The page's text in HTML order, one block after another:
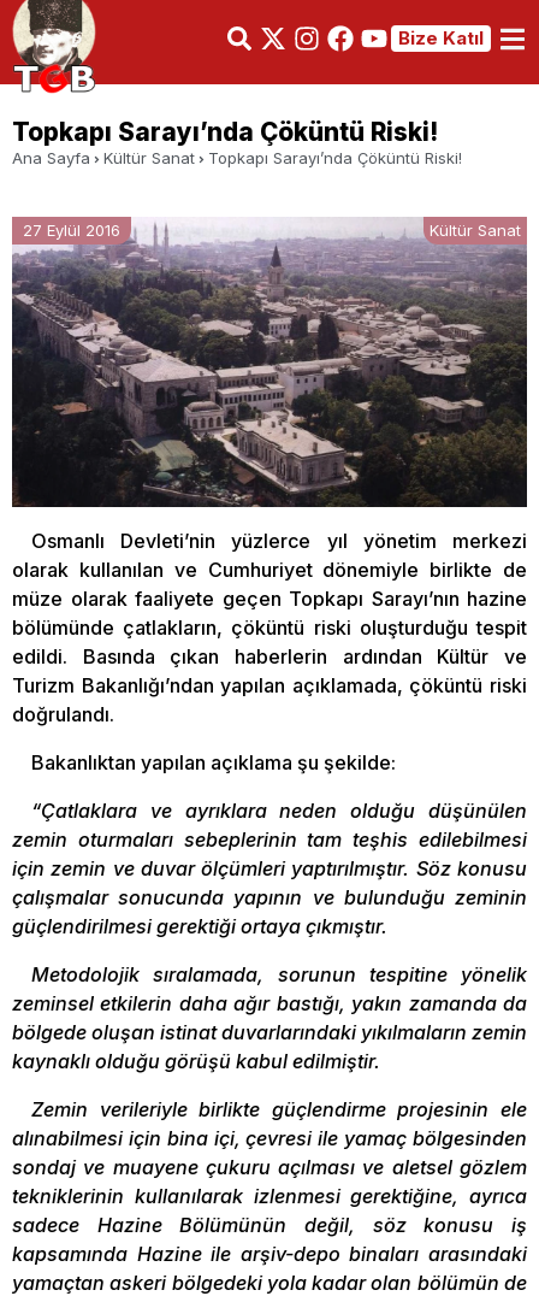
Bize Katıl
Topkapı Sarayı’nda Çöküntü Riski!
Ana Sayfa Kültür Sanat Topkapı Sarayı’nda Çöküntü Riski!
27 Eylül 2016 Kültür Sanat
Osmanlı Devleti’nin yüzlerce yıl yönetim merkezi
olarak kullanılan ve Cumhuriyet dönemiyle birlikte de
müze olarak faaliyete geçen Topkapı Sarayı’nın hazine
bölümünde çatlakların, çöküntü riski oluşturduğu tespit
edildi. Basında çıkan haberlerin ardından Kültür ve
Turizm Bakanlığı’ndan yapılan açıklamada, çöküntü riski
doğrulandı.
Bakanlıktan yapılan açıklama şu şekilde:
“Çatlaklara ve ayrıklara neden olduğu düşünülen
zemin oturmaları sebeplerinin tam teşhis edilebilmesi
için zemin ve duvar ölçümleri yaptırılmıştır. Söz konusu
çalışmalar sonucunda yapının ve bulunduğu zeminin
güçlendirilmesi gerektiği ortaya çıkmıştır.
Metodolojik sıralamada, sorunun tespitine yönelik
zeminsel etkilerin daha ağır bastığı, yakın zamanda da
bölgede oluşan istinat duvarlarındaki yıkılmaların zemin
kaynaklı olduğu görüşü kabul edilmiştir.
Zemin verileriyle birlikte güçlendirme projesinin ele
alınabilmesi için bina içi, çevresi ile yamaç bölgesinden
sondaj ve muayene çukuru açılması ve aletsel gözlem
tekniklerinin kullanılarak izlenmesi gerektiğine, ayrıca
sadece Hazine Bölümünün değil, söz konusu iş
kapsamında Hazine ile arşiv-depo binaları arasındaki
yamaçtan askeri bölgedeki yola kadar olan bölümün de